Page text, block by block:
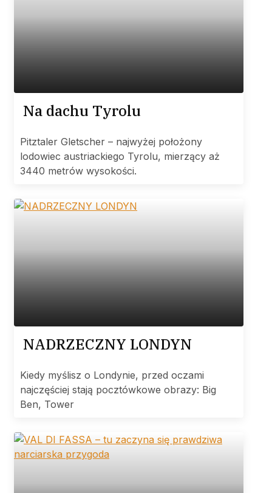
Na dachu Tyrolu
Pitztaler Gletscher – najwyżej położony
lodowiec austriackiego Tyrolu, mierzący aż
3440 metrów wysokości.
NADRZECZNY LONDYN
Kiedy myślisz o Londynie, przed oczami
najczęściej stają pocztówkowe obrazy: Big
Ben, Tower